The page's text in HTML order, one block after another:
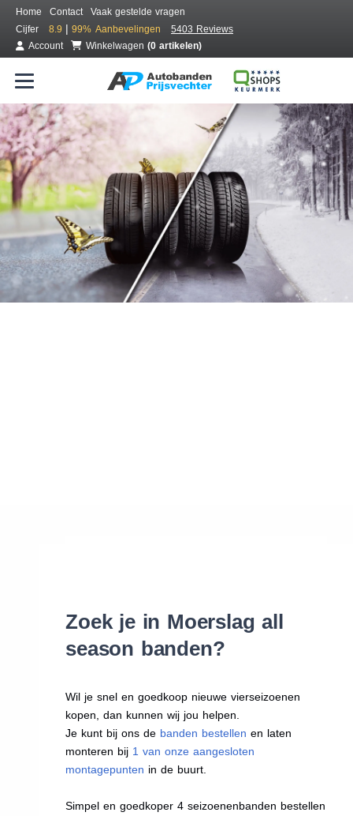
Home Contact
Vaak gestelde vragen
Cijfer
8.9 | 99% Aanbevelingen
5403 Reviews
Account
Winkelwagen (0 artikelen)
Bestel voordelig all season banden
Gratis bezorgd of montage bij jou in de buurt
Seizoen:
Merken:
Zoek je in Moerslag all
season banden?
Wil je snel en goedkoop nieuwe vierseizoenen
kopen, dan kunnen wij jou helpen.
Je kunt bij ons de banden bestellen en laten
monteren bij 1 van onze aangesloten
montagepunten in de buurt.
Simpel en goedkoper 4 seizoenenbanden bestellen